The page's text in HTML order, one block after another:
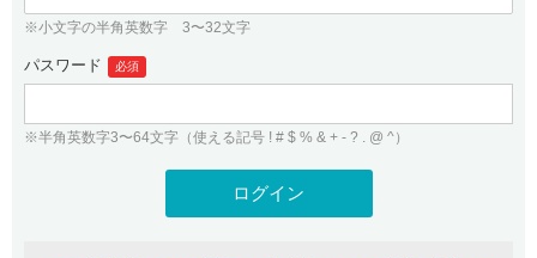
プレミアムドメイン
人気ドメインの種類
WHOIS検索
バリュードメインAPI
ドメイン・ホスティングOEM
従来のバリュードメインをご利用希望の方
Value Domainにログイン
ユーザー登録
※小文字の半角英数字 3〜32文字
パスワード 必須
※半角英数字3〜64文字（使える記号 ! # $ % & + - ? . @ ^）